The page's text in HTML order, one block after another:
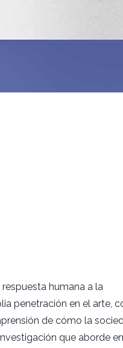
humana a la
penetración en el arte,
de cómo la
que aborde en